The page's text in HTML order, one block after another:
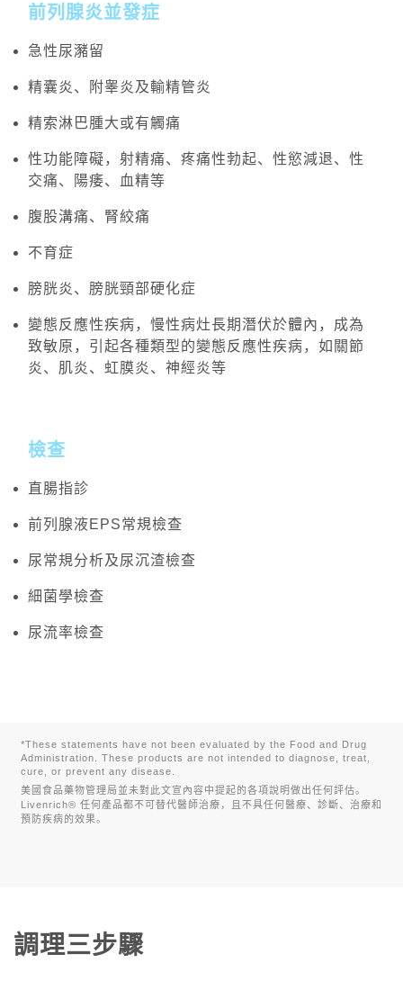
前列腺炎並發症
急性尿瀦留
精囊炎、附睾炎及輸精管炎
精索淋巴腫大或有觸痛
性功能障礙，射精痛、疼痛性勃起、性慾減退、性
交痛、陽痿、血精等
腹股溝痛、腎絞痛
不育症
膀胱炎、膀胱頸部硬化症
變態反應性疾病，慢性病灶長期潛伏於體內，成為
致敏原，引起各種類型的變態反應性疾病，如關節
炎、肌炎、虹膜炎、神經炎等
檢查
直腸指診
前列腺液EPS常規檢查
尿常規分析及尿沉渣檢查
細菌學檢查
尿流率檢查
*These statements have not been evaluated by the Food and Drug
Administration. These products are not intended to diagnose, treat,
cure, or prevent any disease.
美國食品藥物管理局並未對此文宣內容中提起的各項說明做出任何評估。
Livenrich® 任何產品都不可替代醫師治療，且不具任何醫療、診斷、治療和
預防疾病的效果。
調理三步驟